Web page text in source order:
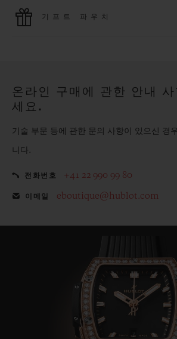
모든 제품은 빠르고 안전하게 결제가 가능하
기프트 파우치
온라인 구매에 관한 안내
세요.
기술 부문 등에 관한 문의 사항이 있으신 경
니다.
전화번호 +41 22 990 99 80
이메일 eboutique@hublot.com